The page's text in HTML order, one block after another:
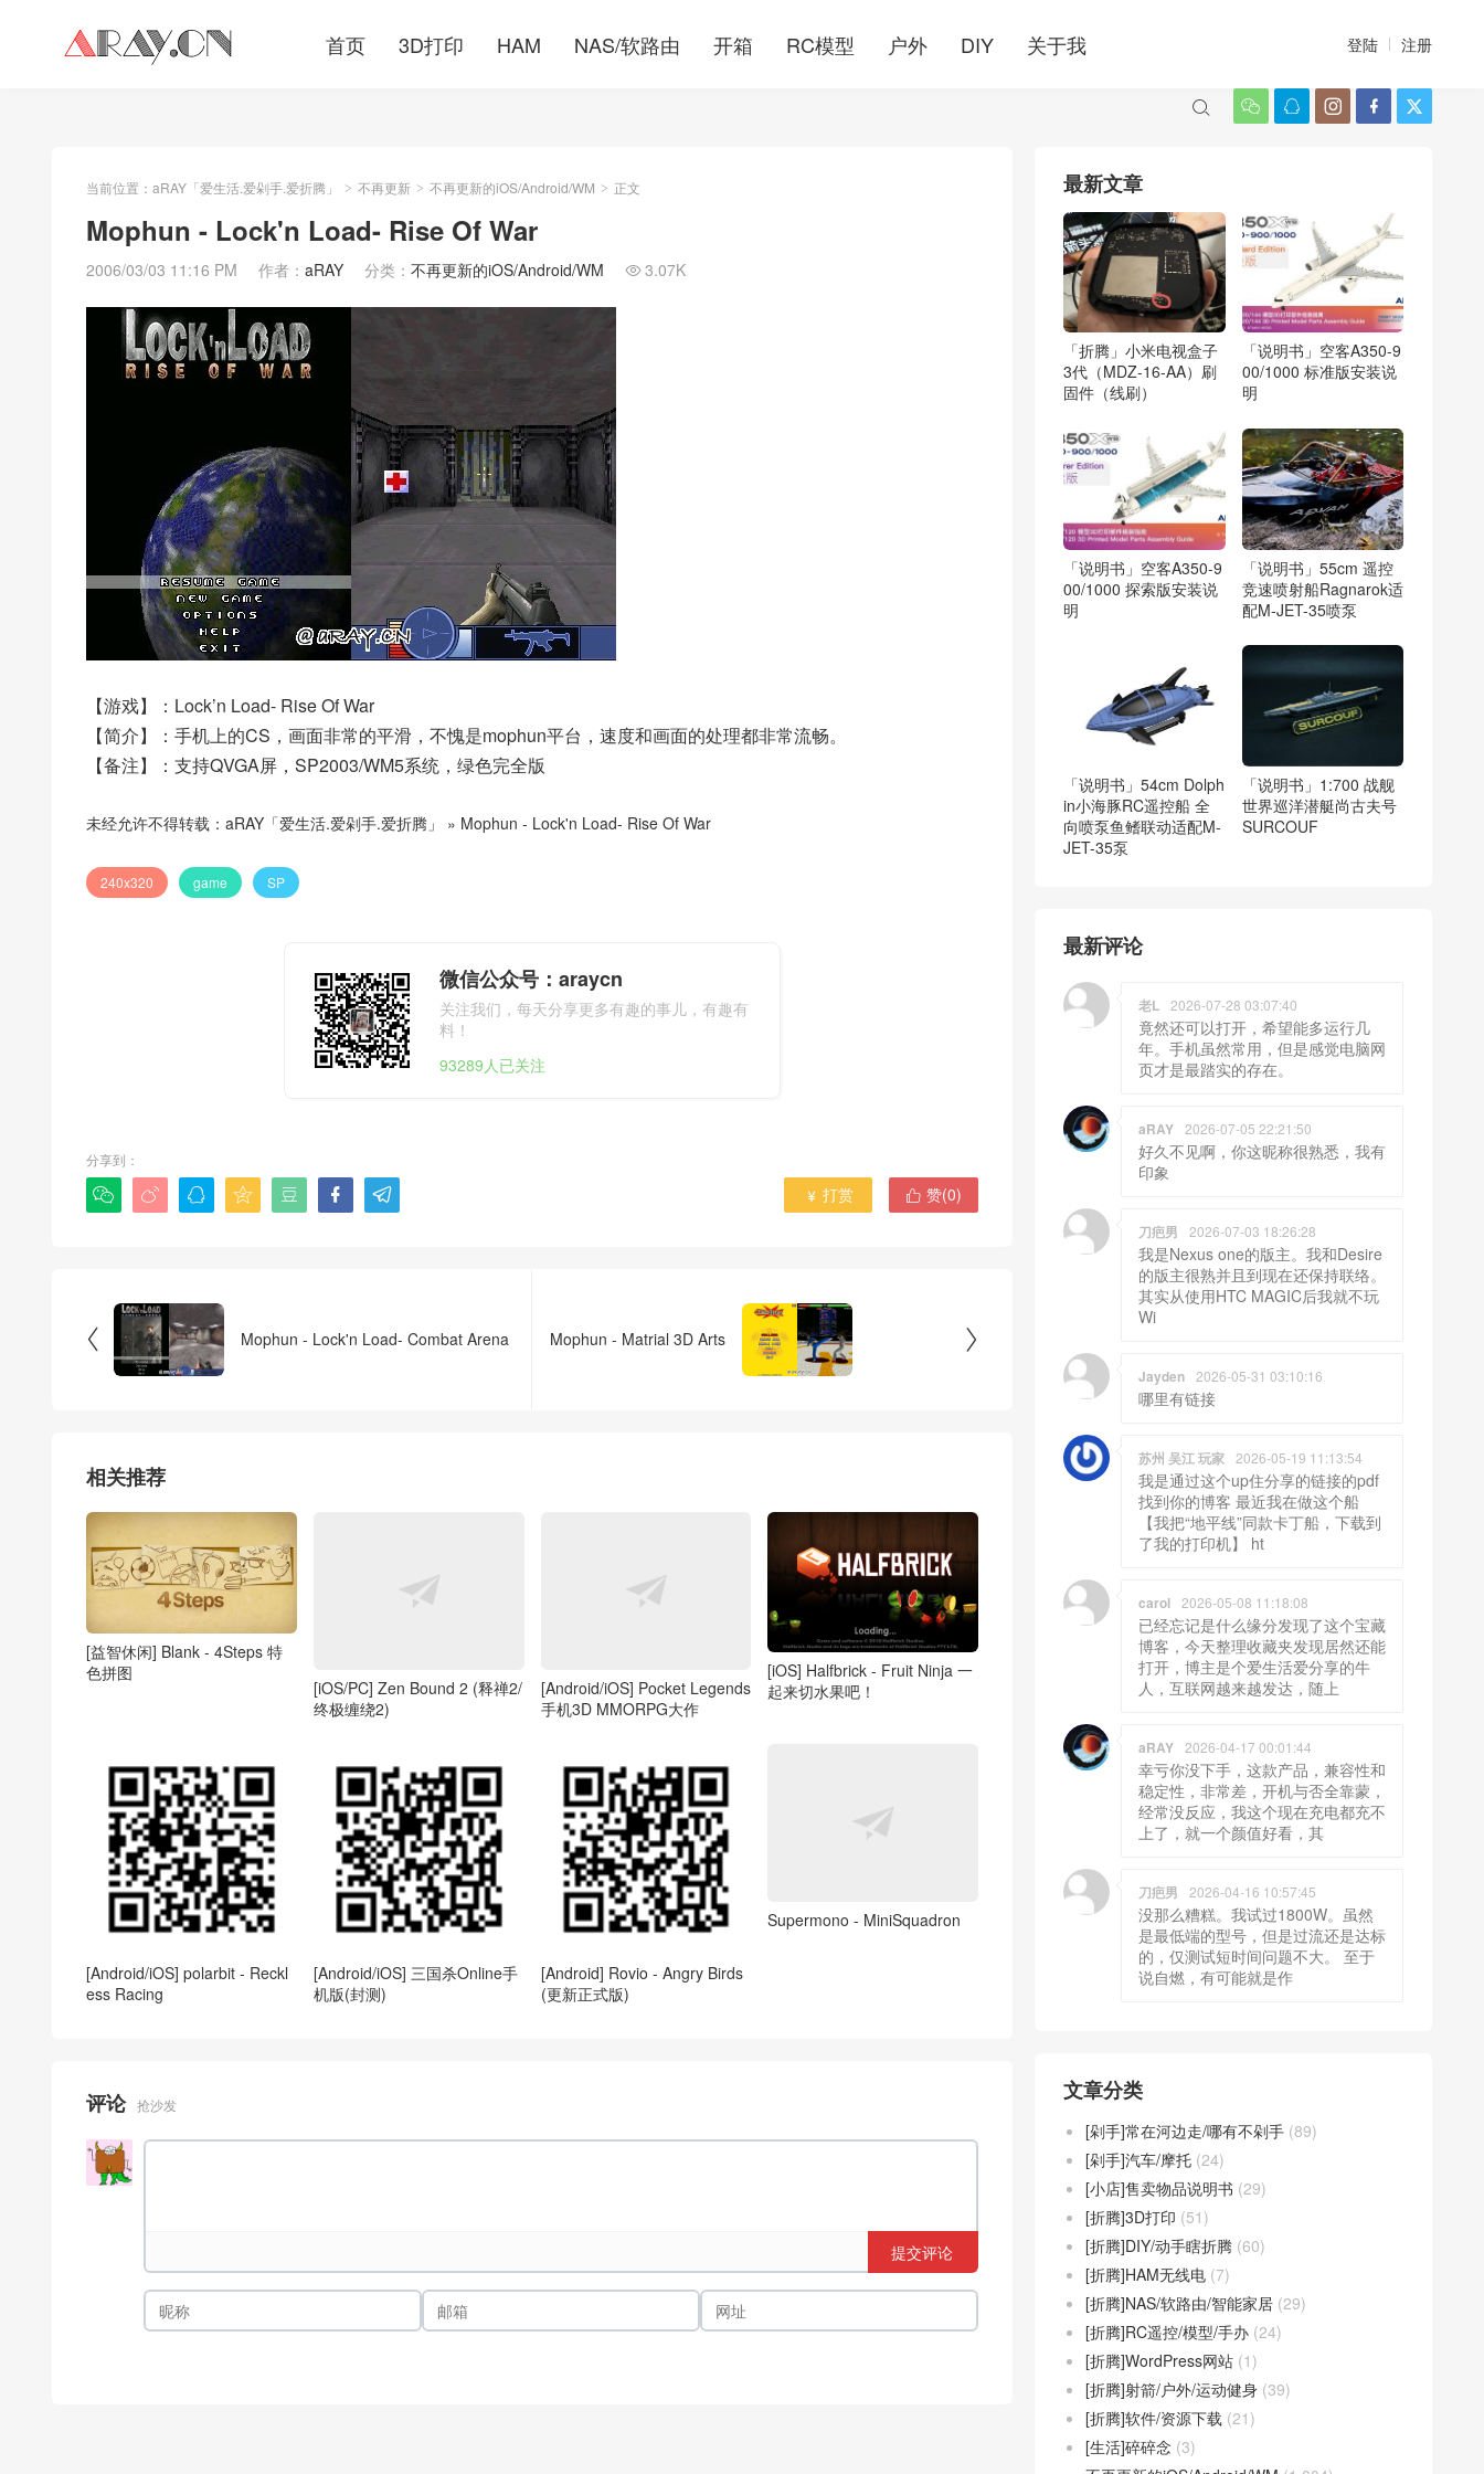
首页 3D打印 HAM NAS/软路由 开箱 RC模型 户外 DIY 关于我 登陆 注册
    

当前位置： aRAY「爱生活.爱剁手.爱折腾」 > 不再更新 > 不再更新的iOS/Android/WM > 正文
Mophun - Lock'n Load- Rise Of War
2006/03/03 11:16 PM 作者： aRAY 分类： 不再更新的iOS/Android/WM  3.07K
【游戏】：Lock’n Load- Rise Of War
【简介】：手机上的CS，画面非常的平滑，不愧是mophun平台，速度和画面的处理都非常流畅。
【备注】：支持QVGA屏，SP2003/WM5系统，绿色完全版
未经允许不得转载： aRAY「爱生活.爱剁手.爱折腾」 » Mophun - Lock'n Load- Rise Of War
240x320 game SP
微信公众号：araycn
关注我们，每天分享更多有趣的事儿，有趣有
料！
93289人已关注
分享到：
        赞(0)
 打赏
 Mophun - Lock'n Load- Combat Arena 
Mophun - Matrial 3D Arts
相关推荐
[益智休闲] Blank - 4Steps 特
色拼图
[iOS/PC] Zen Bound 2 (释禅2/
终极缠绕2)
[Android/iOS] Pocket Legends
手机3D MMORPG大作
[iOS] Halfbrick - Fruit Ninja 一
起来切水果吧！
[Android/iOS] polarbit - Reckl
ess Racing
[Android/iOS] 三国杀Online手
机版(封测)
[Android] Rovio - Angry Birds
(更新正式版)
Supermono - MiniSquadron
评论 抢沙发
提交评论
最新文章
「折腾」小米电视盒子
3代（MDZ-16-AA）刷
固件（线刷）
「说明书」空客A350-9
00/1000 标准版安装说
明
「说明书」空客A350-9
00/1000 探索版安装说
明
「说明书」55cm 遥控
竞速喷射船Ragnarok适
配M-JET-35喷泵
「说明书」54cm Dolph
in小海豚RC遥控船 全
向喷泵鱼鳍联动适配M-
JET-35泵
「说明书」1:700 战舰
世界巡洋潜艇尚古夫号
SURCOUF
最新评论
老L 2026-07-28 03:07:40
竟然还可以打开，希望能多运行几
年。手机虽然常用，但是感觉电脑网
页才是最踏实的存在。
aRAY 2026-07-05 22:21:50
好久不见啊，你这昵称很熟悉，我有
印象
刀疤男 2026-07-03 18:26:28
我是Nexus one的版主。我和Desire
的版主很熟并且到现在还保持联络。
其实从使用HTC MAGIC后我就不玩
Wi
Jayden 2026-05-31 03:10:16
哪里有链接
苏州 吴江 玩家 2026-05-19 11:13:54
我是通过这个up住分享的链接的pdf
找到你的博客 最近我在做这个船
【我把“地平线”同款卡丁船，下载到
了我的打印机】 ht
carol 2026-05-08 11:18:08
已经忘记是什么缘分发现了这个宝藏
博客，今天整理收藏夹发现居然还能
打开，博主是个爱生活爱分享的牛
人，互联网越来越发达，随上
aRAY 2026-04-17 00:01:44
幸亏你没下手，这款产品，兼容性和
稳定性，非常差，开机与否全靠蒙，
经常没反应，我这个现在充电都充不
上了，就一个颜值好看，其
刀疤男 2026-04-16 10:57:45
没那么糟糕。我试过1800W。虽然
是最低端的型号，但是过流还是达标
的，仅测试短时间问题不大。 至于
说自燃，有可能就是作
文章分类
[剁手]常在河边走/哪有不剁手 (89)
[剁手]汽车/摩托 (24)
[小店]售卖物品说明书 (29)
[折腾]3D打印 (51)
[折腾]DIY/动手瞎折腾 (60)
[折腾]HAM无线电 (7)
[折腾]NAS/软路由/智能家居 (29)
[折腾]RC遥控/模型/手办 (24)
[折腾]WordPress网站 (1)
[折腾]射箭/户外/运动健身 (39)
[折腾]软件/资源下载 (21)
[生活]碎碎念 (3)